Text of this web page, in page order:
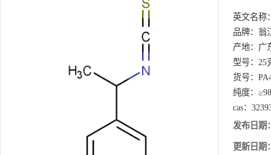
英文名称
品牌： 翁
产地： 广
型号： 25
货号：
纯度：
cas：
发布日期
更新日期